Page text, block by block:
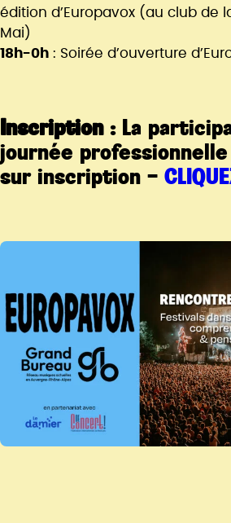
édition d’Europavox (au club de
Mai)
18h-0h : Soirée d’ouverture
Inscription : La
journée
sur inscription –